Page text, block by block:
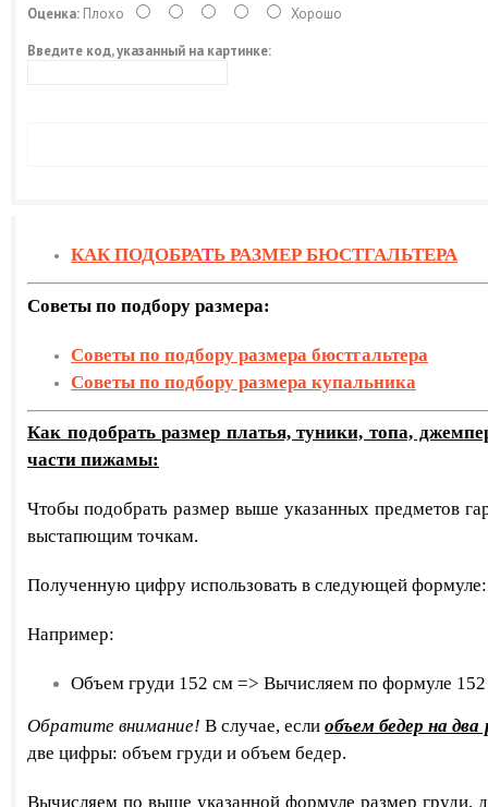
Оценка: Плохо
Хорошо
Введите код, указанный на картинке:
КАК ПОДОБРАТЬ РАЗМЕР БЮСТГАЛЬТЕРА
Советы по подбору размера:
Советы по подбору размера бюстгальтера
Советы по подбору размера купальника
Как подобрать размер платья, туники, топа,
части пижамы:
Чтобы подобрать размер выше указанных предметов
выстапющим точкам.
Полученную цифру использовать в следующей
Например:
Объем груди 152 см => Вычисляем по формуле
Обратите внимание! В случае, еслиобъем бедер на
две цифры: объем груди и объем бедер.
Вычисляем по выше указанной формуле размер